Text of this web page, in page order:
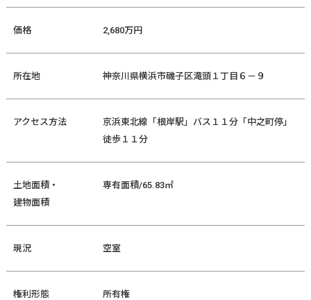
価格 2,680万円
所在地 神奈川県横浜市磯子区滝頭１丁目６－９
アクセス方法
京浜東北線「根岸駅」バス１１分「中之町停」
徒歩１１分
土地面積・
建物面積
専有面積/65.83㎡
現況 空室
権利形態 所有権